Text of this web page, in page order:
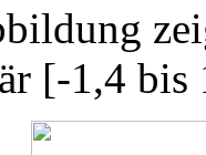
[-1,4 bis